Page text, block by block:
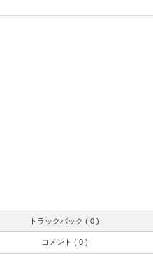
トラックバック ( 0 )
コメント ( 0 )